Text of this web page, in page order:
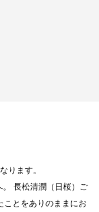
ります。
長松清潤（日桜）ご
ことをありのままにお